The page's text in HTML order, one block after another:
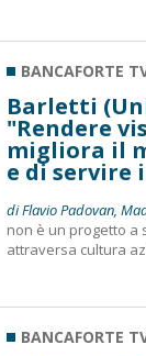
BANCAFORTE
Barletti
"Rendere
migliora il
e di servire
di Flavio Padovan,
non è un progetto a
attraversa cultura
BANCAFORTE